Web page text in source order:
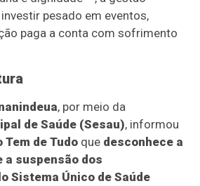
pesado em eventos,
paga a conta com sofrimento
, por meio da
de Saúde (Sesau), informou
de Tudo que desconhece a
a suspensão dos
Sistema Único de Saúde